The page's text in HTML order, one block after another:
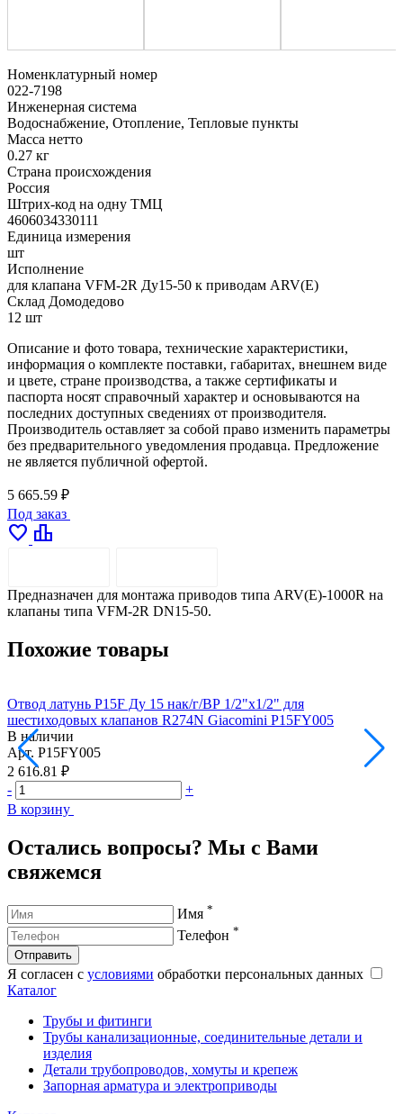
Номенклатурный номер
022-7198
Инженерная система
Водоснабжение, Отопление, Тепловые пункты
Масса нетто
0.27 кг
Страна происхождения
Россия
Штрих-код на одну ТМЦ
4606034330111
Единица измерения
шт
Исполнение
для клапана VFM-2R Ду15-50 к приводам ARV(E)
Склад Домодедово
12 шт
Описание и фото товара, технические характеристики,
информация о комплекте поставки, габаритах, внешнем виде
и цвете, стране производства, а также сертификаты и
паспорта носят справочный характер и основываются на
последних доступных сведениях от производителя.
Производитель оставляет за собой право изменить параметры
без предварительного уведомления продавца. Предложение
не является публичной офертой.
5 665.59 ₽
Под заказ
favorite leaderboard
Предназначен для монтажа приводов типа ARV(E)-1000R на
клапаны типа VFM-2R DN15-50.
Похожие товары
Отвод латунь P15F Ду 15 нак/г/ВР 1/2"х1/2" для
шестиходовых клапанов R274N Giacomini P15FY005
В наличии
Арт. P15FY005
2 616.81 ₽
-
+
В корзину
Остались вопросы? Мы с Вами
свяжемся
Имя *
Телефон *
Отправить
Я согласен с условиями обработки персональных данных
Каталог
Трубы и фитинги
Трубы канализационные, соединительные детали и
изделия
Детали трубопроводов, хомуты и крепеж
Запорная арматура и электроприводы